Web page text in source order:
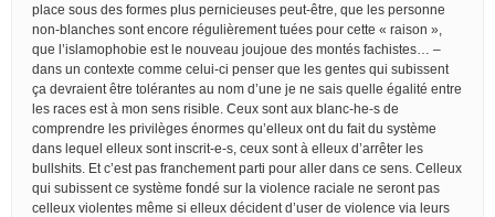
place sous des formes plus pernicieuses peut-être, que les personne
non-blanches sont encore régulièrement tuées pour cette « raison »,
que l’islamophobie est le nouveau joujoue des montés fachistes… –
dans un contexte comme celui-ci penser que les gentes qui subissent
ça devraient être tolérantes au nom d’une je ne sais quelle égalité entre
les races est à mon sens risible. Ceux sont aux blanc-he-s de
comprendre les privilèges énormes qu’elleux ont du fait du système
dans lequel elleux sont inscrit-e-s, ceux sont à elleux d’arrêter les
bullshits. Et c’est pas franchement parti pour aller dans ce sens. Celleux
qui subissent ce système fondé sur la violence raciale ne seront pas
celleux violentes même si elleux décident d’user de violence via leurs